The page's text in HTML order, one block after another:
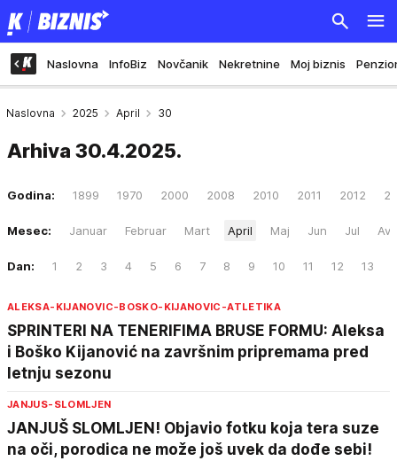
Naslovna InfoBiz Novčanik Nekretnine Moj biznis
Naslovna 2025 April 30
Arhiva 30.4.2025.
Godina: 1899 1970 2000 2008 2010 2011 2012
Mesec: Januar Februar Mart April Maj Jun Jul
Dan: 1 2 3 4 5 6 7 8 9 10 11 12 13
ALEKSA-KIJANOVIC-BOSKO-KIJANOVIC-ATLETIKA
SPRINTERI NA TENERIFIMA BRUSE FORMU: Aleksa
i Boško Kijanović na završnim pripremama pred
letnju sezonu
JANJUS-SLOMLJEN
JANJUŠ SLOMLJEN! Objavio fotku koja tera suze
na oči, porodica ne može još uvek da dođe sebi!